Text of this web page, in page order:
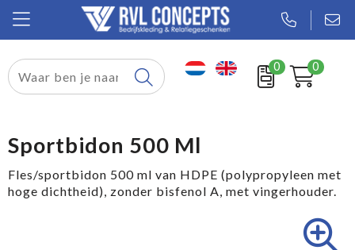
0 0
Relatiegeschenken
Tassen
Sport
Sportbidon 500 Ml
Fles/sportbidon 500 ml van HDPE (polypropyleen met
hoge dichtheid), zonder bisfenol A, met vingerhouder.